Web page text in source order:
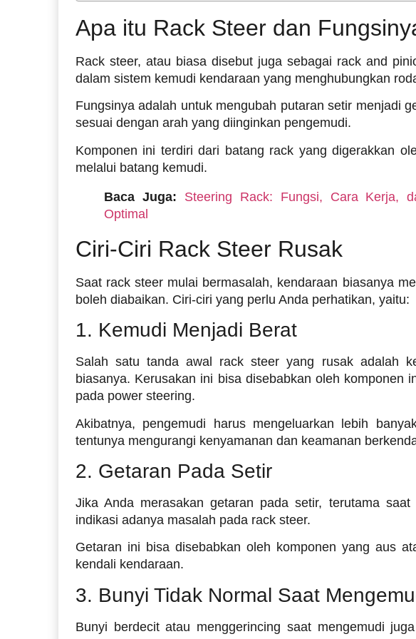
Apa itu Rack Steer dan
Rack steer, atau biasa disebut juga sebagai rack and
dalam sistem kemudi kendaraan yang menghubungkan
Fungsinya adalah untuk mengubah putaran setir menjadi
sesuai dengan arah yang diinginkan pengemudi.
Komponen ini terdiri dari batang rack yang digerakkan
melalui batang kemudi.
Baca Juga:
Steering Rack: Fungsi, Cara Kerja,
Optimal
Ciri-Ciri Rack Steer Rusak
Saat rack steer mulai bermasalah, kendaraan biasanya
boleh diabaikan. Ciri-ciri yang perlu Anda perhatikan, yaitu:
1. Kemudi Menjadi Berat
Salah satu tanda awal rack steer yang rusak adalah
biasanya. Kerusakan ini bisa disebabkan oleh komponen
pada power steering.
Akibatnya, pengemudi harus mengeluarkan lebih
tentunya mengurangi kenyamanan dan keamanan
2. Getaran Pada Setir
Jika Anda merasakan getaran pada setir, terutama
indikasi adanya masalah pada rack steer.
Getaran ini bisa disebabkan oleh komponen yang aus
kendali kendaraan.
3. Bunyi Tidak Normal Saat
Bunyi berdecit atau menggerincing saat mengemudi